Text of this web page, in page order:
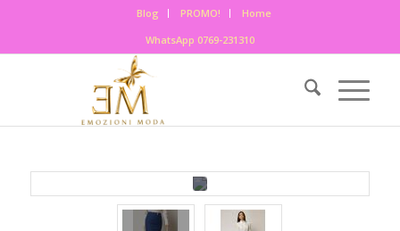
Blog PROMO!
Home
WhatsApp 0769-231310